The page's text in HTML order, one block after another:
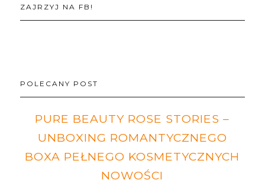
ZAJRZYJ NA FB!
POLECANY POST
PURE BEAUTY ROSE STORIES –
UNBOXING ROMANTYCZNEGO
BOXA PEŁNEGO KOSMETYCZNYCH
NOWOŚCI